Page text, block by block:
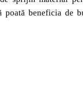
beneficia de